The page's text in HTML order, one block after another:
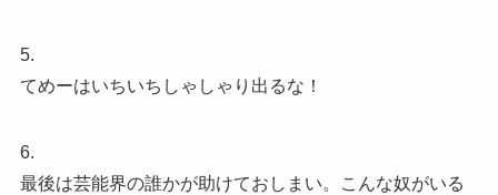
5.
てめーはいちいちしゃしゃり出るな！
6.
最後は芸能界の誰かが助けておしまい。こんな奴がいる